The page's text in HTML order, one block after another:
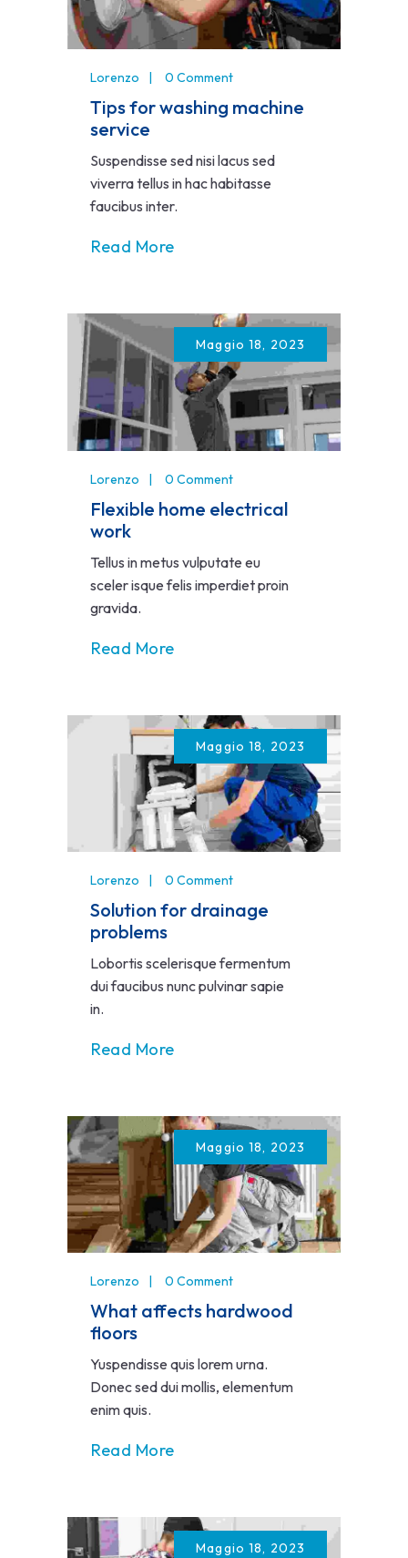
Lorenzo 0 Comment
Tips for washing machine
service
Suspendisse sed nisi lacus sed
viverra tellus in hac habitasse
faucibus inter.
Read More
Maggio 18, 2023
Lorenzo 0 Comment
Flexible home electrical
work
Tellus in metus vulputate eu
sceler isque felis imperdiet proin
gravida.
Read More
Maggio 18, 2023
Lorenzo 0 Comment
Solution for drainage
problems
Lobortis scelerisque fermentum
dui faucibus nunc pulvinar sapie
in.
Read More
Maggio 18, 2023
Lorenzo 0 Comment
What affects hardwood
floors
Yuspendisse quis lorem urna.
Donec sed dui mollis, elementum
enim quis.
Read More
Maggio 18, 2023